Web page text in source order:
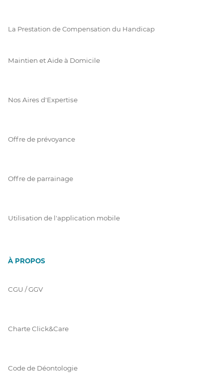
La Prestation de Compensation du Handicap
Maintien et Aide à Domicile
Nos Aires d'Expertise
Offre de prévoyance
Offre de parrainage
Utilisation de l'application mobile
À PROPOS
CGU / GGV
Charte Click&Care
Code de Déontologie